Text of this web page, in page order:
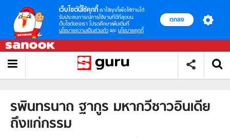
เว็บไซต์นี้ใช้คุกกี้ เราใช้คุกกี้เพื่อให้ท่านได้
รับประสบการณ์การใช้งานที่ดีที่สุดบน
เว็บไซต์ของเรา โปรดศึกษาเพิ่มเติมที่
นโยบายความเป็นส่วนตัว และ นโยบายคุกกี้
ตกลง
รพินทรนาถ ฐากูร มหากวีชาวอินเดีย
ถึงแก่กรรม